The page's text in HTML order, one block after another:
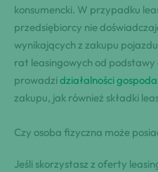
konsumencki. W przypadku
przedsiębiorcy nie
wynikających z zakupu
rat leasingowych od
prowadzi działalności
zakupu, jak również składki
Czy osoba fizyczna może
Jeśli skorzystasz z oferty